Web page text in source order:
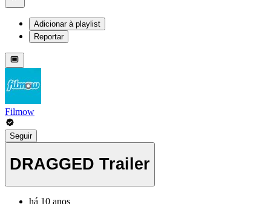
Adicionar à playlist
Reportar
Filmow
Seguir
DRAGGED Trailer
há 10 anos